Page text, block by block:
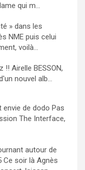
qui m...
» dans les
NME puis celui
voilà...
!! Airelle BESSON,
nouvel alb...
envie de dodo Pas
The Interface,
autour de
Ce soir là Agnès